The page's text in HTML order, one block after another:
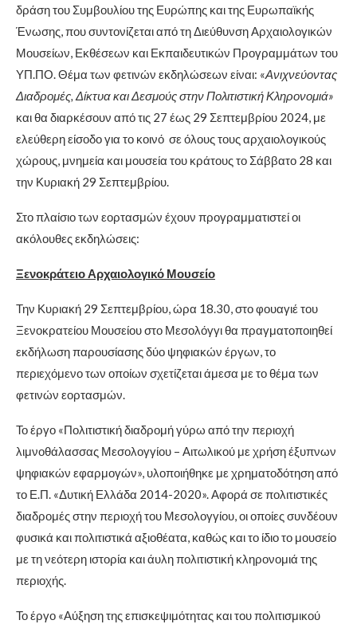
δράση του Συμβουλίου της Ευρώπης και της Ευρωπαϊκής
Ένωσης, που συντονίζεται από τη Διεύθυνση Αρχαιολογικών
Μουσείων, Εκθέσεων και Εκπαιδευτικών Προγραμμάτων του
ΥΠ.ΠΟ. Θέμα των φετινών εκδηλώσεων είναι: «Ανιχνεύοντας
Διαδρομές, Δίκτυα και Δεσμούς στην Πολιτιστική Κληρονομιά»
και θα διαρκέσουν από τις 27 έως 29 Σεπτεμβρίου 2024, με
ελεύθερη είσοδο για το κοινό σε όλους τους αρχαιολογικούς
χώρους, μνημεία και μουσεία του κράτους το Σάββατο 28 και
την Κυριακή 29 Σεπτεμβρίου.
Στο πλαίσιο των εορτασμών έχουν προγραμματιστεί οι
ακόλουθες εκδηλώσεις:
Ξενοκράτειο Αρχαιολογικό Μουσείο
Την Κυριακή 29 Σεπτεμβρίου, ώρα 18.30, στο φουαγιέ του
Ξενοκρατείου Μουσείου στο Μεσολόγγι θα πραγματοποιηθεί
εκδήλωση παρουσίασης δύο ψηφιακών έργων, το
περιεχόμενο των οποίων σχετίζεται άμεσα με το θέμα των
φετινών εορτασμών.
Το έργο «Πολιτιστική διαδρομή γύρω από την περιοχή
λιμνοθάλασσας Μεσολογγίου – Αιτωλικού με χρήση έξυπνων
ψηφιακών εφαρμογών», υλοποιήθηκε με χρηματοδότηση από
το Ε.Π. «Δυτική Ελλάδα 2014-2020». Αφορά σε πολιτιστικές
διαδρομές στην περιοχή του Μεσολογγίου, οι οποίες συνδέουν
φυσικά και πολιτιστικά αξιοθέατα, καθώς και το ίδιο το μουσείο
με τη νεότερη ιστορία και άυλη πολιτιστική κληρονομιά της
περιοχής.
Το έργο «Αύξηση της επισκεψιμότητας και του πολιτισμικού